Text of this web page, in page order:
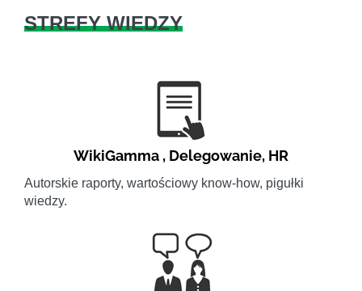
STREFY WIEDZY
WikiGamma , Delegowanie, HR
Autorskie raporty, wartościowy know-how, pigułki
wiedzy.